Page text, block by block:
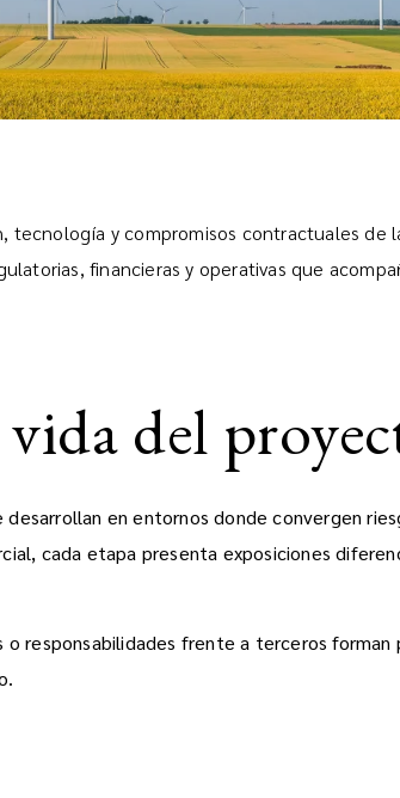
y compromisos contractuales de
financieras y operativas que
del
en entornos donde convergen
cada etapa presenta exposiciones
responsabilidades frente a terceros